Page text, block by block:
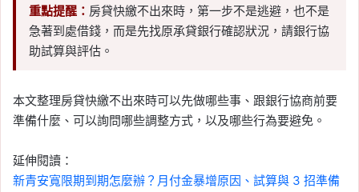
重點提醒： 房貸快繳不出來時，第一步不是逃避，也不是
急著到處借錢，而是先找原承貸銀行確認狀況，請銀行協
助試算與評估。
本文整理房貸快繳不出來時可以先做哪些事、跟銀行協商前要
準備什麼、可以詢問哪些調整方式，以及哪些行為要避免。
延伸閱讀：
新青安寬限期到期怎麼辦？月付金暴增原因、試算與 3 招準備